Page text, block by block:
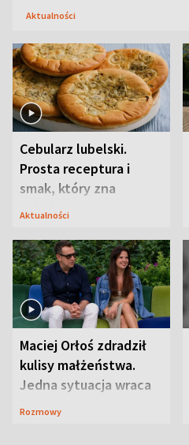
Aktualności
Cebularz lubelski.
Prosta receptura i
smak, który zna
Lubelszczyzna
Aktualności
Maciej Orłoś zdradził
kulisy małżeństwa.
Jedna sytuacja wraca
jak bumerang
Rozmowy